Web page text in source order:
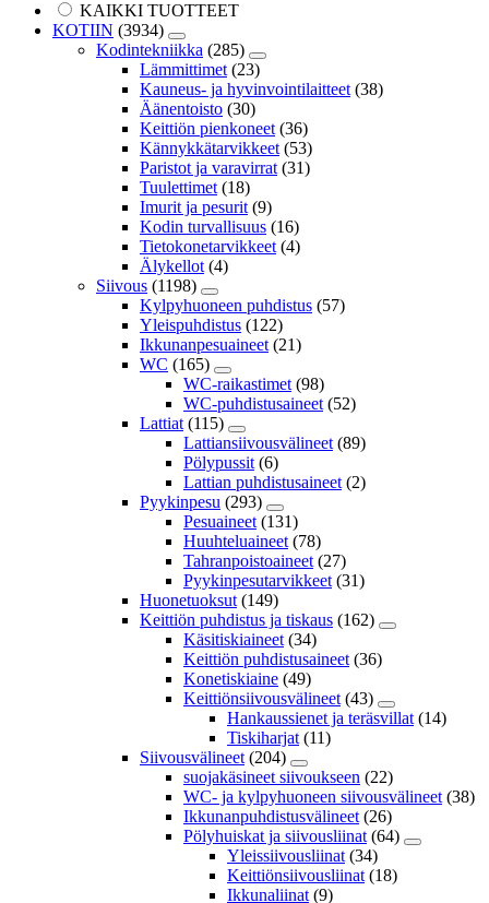
KAIKKI TUOTTEET
KOTIIN (3934)
Kodintekniikka (285)
Lämmittimet (23)
Kauneus- ja hyvinvointilaitteet (38)
Äänentoisto (30)
Keittiön pienkoneet (36)
Kännykkätarvikkeet (53)
Paristot ja varavirrat (31)
Tuulettimet (18)
Imurit ja pesurit (9)
Kodin turvallisuus (16)
Tietokonetarvikkeet (4)
Älykellot (4)
Siivous (1198)
Kylpyhuoneen puhdistus (57)
Yleispuhdistus (122)
Ikkunanpesuaineet (21)
WC (165)
WC-raikastimet (98)
WC-puhdistusaineet (52)
Lattiat (115)
Lattiansiivousvälineet (89)
Pölypussit (6)
Lattian puhdistusaineet (2)
Pyykinpesu (293)
Pesuaineet (131)
Huuhteluaineet (78)
Tahranpoistoaineet (27)
Pyykinpesutarvikkeet (31)
Huonetuoksut (149)
Keittiön puhdistus ja tiskaus (162)
Käsitiskiaineet (34)
Keittiön puhdistusaineet (36)
Konetiskiaine (49)
Keittiönsiivousvälineet (43)
Hankaussienet ja teräsvillat (14)
Tiskiharjat (11)
Siivousvälineet (204)
suojakäsineet siivoukseen (22)
WC- ja kylpyhuoneen siivousvälineet (38)
Ikkunanpuhdistusvälineet (26)
Pölyhuiskat ja siivousliinat (64)
Yleissiivousliinat (34)
Keittiönsiivousliinat (18)
Ikkunaliinat (9)